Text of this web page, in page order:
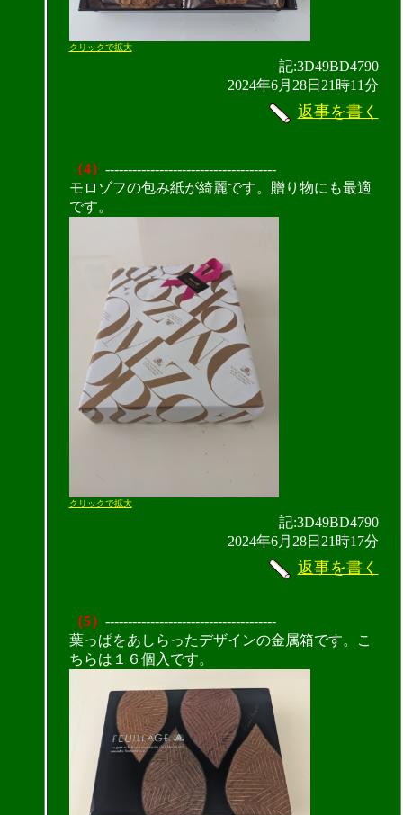
クリックで拡大
記:3D49BD4790
2024年6月28日21時11分
返事を書く
（4） --------------------------------------
モロゾフの包み紙が綺麗です。贈り物にも最適
です。
クリックで拡大
記:3D49BD4790
2024年6月28日21時17分
返事を書く
（5） --------------------------------------
葉っぱをあしらったデザインの金属箱です。こ
ちらは１６個入です。